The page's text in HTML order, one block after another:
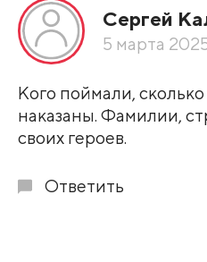
По рейтингу
Развернуть все
Сергей
5 марта
Кого поймали,
наказаны. Фамилии,
своих героев.
Ответить